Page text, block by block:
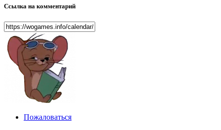
Ссылка на комментарий
Пожаловаться